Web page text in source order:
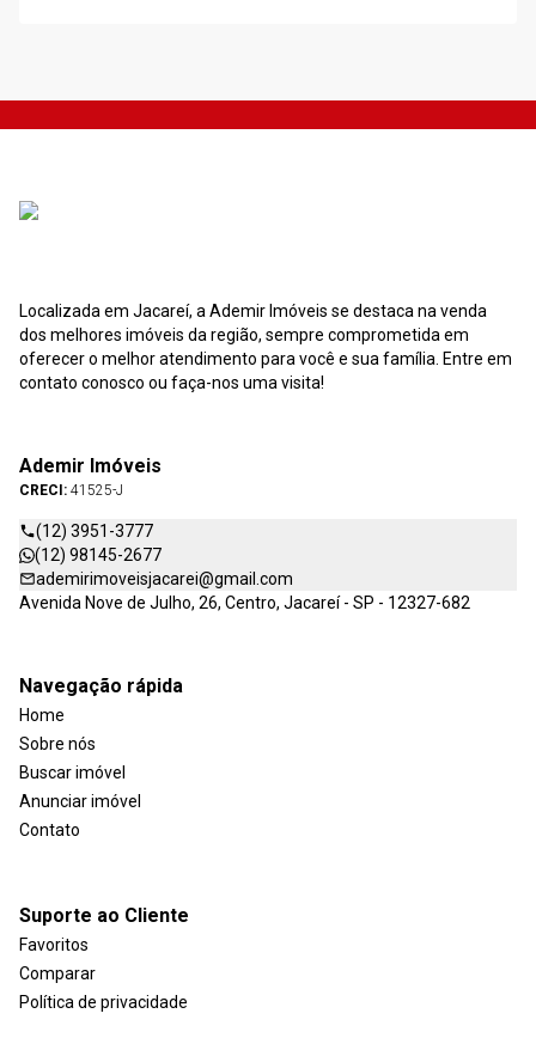
Localizada em Jacareí, a Ademir Imóveis se destaca na venda
dos melhores imóveis da região, sempre comprometida em
oferecer o melhor atendimento para você e sua família. Entre em
contato conosco ou faça-nos uma visita!
Ademir Imóveis
CRECI: 41525-J
(12) 3951-3777
(12) 98145-2677
ademirimoveisjacarei@gmail.com
Avenida Nove de Julho, 26, Centro, Jacareí - SP - 12327-682
Navegação rápida
Home
Sobre nós
Buscar imóvel
Anunciar imóvel
Contato
Suporte ao Cliente
Favoritos
Comparar
Política de privacidade